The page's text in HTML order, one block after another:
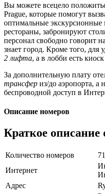
Вы можете всецело
Prague, которые помогут
оптимальные
рестораны, забронируют
персонал свободно говорит
знает город. Кроме того, для
2 лифта, а в лобби есть
За дополнительную плату
трансфер из/до аэропорта, а
беспроводной доступ в
Описание номеров
Краткое описание
Количество номеров
71
Интернет
Адрес